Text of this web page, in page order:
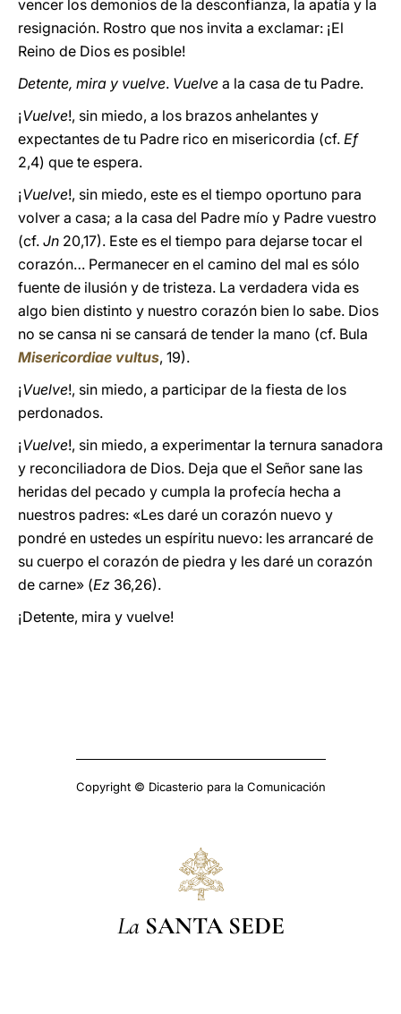
vencer los demonios de la desconfianza, la apatía y la
resignación. Rostro que nos invita a exclamar: ¡El
Reino de Dios es posible!
Detente, mira y vuelve. Vuelve a la casa de tu Padre.
¡Vuelve!, sin miedo, a los brazos anhelantes y
expectantes de tu Padre rico en misericordia (cf. Ef
2,4) que te espera.
¡Vuelve!, sin miedo, este es el tiempo oportuno para
volver a casa; a la casa del Padre mío y Padre vuestro
(cf. Jn 20,17). Este es el tiempo para dejarse tocar el
corazón… Permanecer en el camino del mal es sólo
fuente de ilusión y de tristeza. La verdadera vida es
algo bien distinto y nuestro corazón bien lo sabe. Dios
no se cansa ni se cansará de tender la mano (cf. Bula
Misericordiae vultus, 19).
¡Vuelve!, sin miedo, a participar de la fiesta de los
perdonados.
¡Vuelve!, sin miedo, a experimentar la ternura sanadora
y reconciliadora de Dios. Deja que el Señor sane las
heridas del pecado y cumpla la profecía hecha a
nuestros padres: «Les daré un corazón nuevo y
pondré en ustedes un espíritu nuevo: les arrancaré de
su cuerpo el corazón de piedra y les daré un corazón
de carne» (Ez 36,26).
¡Detente, mira y vuelve!
Copyright © Dicasterio para la Comunicación
La SANTA SEDE